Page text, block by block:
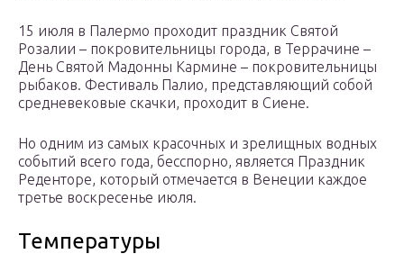
15 июля в Палермо проходит праздник Святой
Розалии – покровительницы города, в Террачине –
День Святой Мадонны Кармине – покровительницы
рыбаков. Фестиваль Палио, представляющий собой
средневековые скачки, проходит в Сиене.
Но одним из самых красочных и зрелищных водных
событий всего года, бесспорно, является Праздник
Реденторе, который отмечается в Венеции каждое
третье воскресенье июля.
Температуры